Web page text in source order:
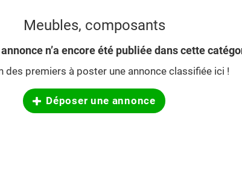
Meubles, composants
n’a encore été publiée dans cette
des premiers à poster une annonce classifiée ici !
Déposer une annonce